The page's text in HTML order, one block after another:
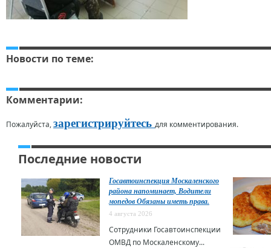
Новости по теме:
Комментарии:
Пожалуйста,зарегистрируйтесь для комментирования.
Последние новости
Госавтоинспекция Москаленского
района напоминает, Водители
мопедов Обязаны иметь права.
4 августа 2026
Сотрудники Госавтоинспекции
ОМВД по Москаленскому...